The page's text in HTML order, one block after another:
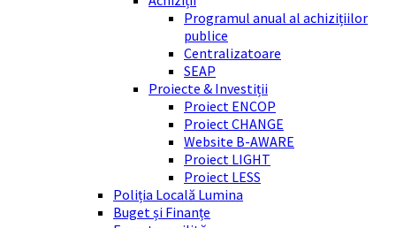
Programul anual al achizițiilor
publice
Centralizatoare
SEAP
Proiecte & Investiții
Proiect ENCOP
Proiect CHANGE
Website B-AWARE
Proiect LIGHT
Proiect LESS
Poliția Locală Lumina
Buget și Finanțe